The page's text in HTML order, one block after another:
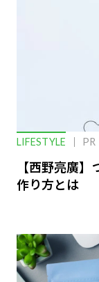
LIFESTYLE PR
【西野亮廣
作り方とは